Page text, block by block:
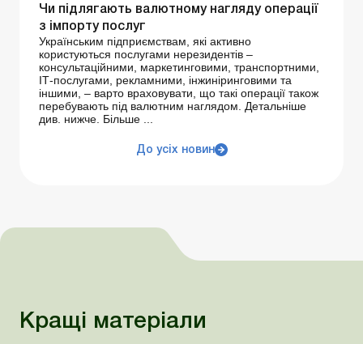
Чи підлягають валютному нагляду операції
з імпорту послуг
Українським підприємствам, які активно
користуються послугами нерезидентів –
консультаційними, маркетинговими, транспортними,
ІТ-послугами, рекламними, інжиніринговими та
іншими, – варто враховувати, що такі операції також
перебувають під валютним наглядом. Детальніше
див. нижче. Більше ...
До усіх новин
Кращі матеріали